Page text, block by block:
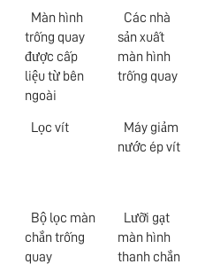
Màn hình
trống quay
được cấp
liệu từ bên
ngoài
Các nhà
sản xuất
màn hình
trống quay
Lọc vít
Máy giảm
nước ép vít
Bộ lọc màn
chắn trống
quay
Lưỡi gạt
màn hình
thanh chắn